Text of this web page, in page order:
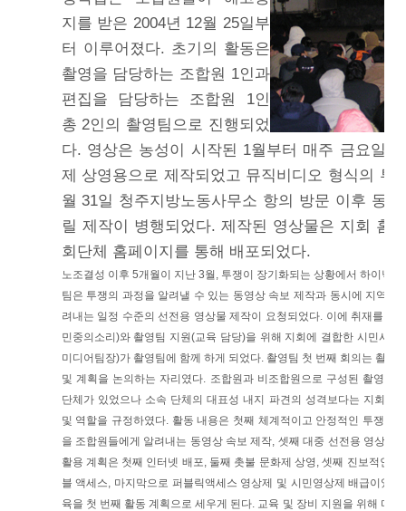
지를 받은 2004년 12월 25일부
터 이루어졌다. 초기의 활동은
촬영을 담당하는 조합원 1인과
편집을 담당하는 조합원 1인
총 2인의 촬영팀으로 진행되었
다. 영상은 농성이 시작된 1월부터 매주 금요일
제 상영용으로 제작되었고 뮤직비디오 형식의 투
월 31일 청주지방노동사무소 항의 방문 이후 동
릴 제작이 병행되었다. 제작된 영상물은 지회 홈
회단체 홈페이지를 통해 배포되었다.
노조결성 이후 5개월이 지난 3월, 투쟁이 장기화되는 상황에서 하이닉
팀은 투쟁의 과정을 알려낼 수 있는 동영상 속보 제작과 동시에 지역
려내는 일정 수준의 선전용 영상물 제작이 요청되었다. 이에 취재를 위
민중의소리)와 촬영팀 지원(교육 담당)을 위해 지회에 결합한 시민사회
미디어팀장)가 촬영팀에 함께 하게 되었다. 촬영팀 첫 번째 회의는 촬영
및 계획을 논의하는 자리였다. 조합원과 비조합원으로 구성된 촬영팀
단체가 있었으나 소속 단체의 대표성 내지 파견의 성격보다는 지회 소
및 역할을 규정하였다. 활동 내용은 첫째 체계적이고 안정적인 투쟁 과
을 조합원들에게 알려내는 동영상 속보 제작, 셋째 대중 선전용 영상물
활용 계획은 첫째 인터넷 배포, 둘째 촛불 문화제 상영, 셋째 진보적인
블 액세스, 마지막으로 퍼블릭액세스 영상제 및 시민영상제 배급이었
육을 첫 번째 활동 계획으로 세우게 된다. 교육 및 장비 지원을 위해 미